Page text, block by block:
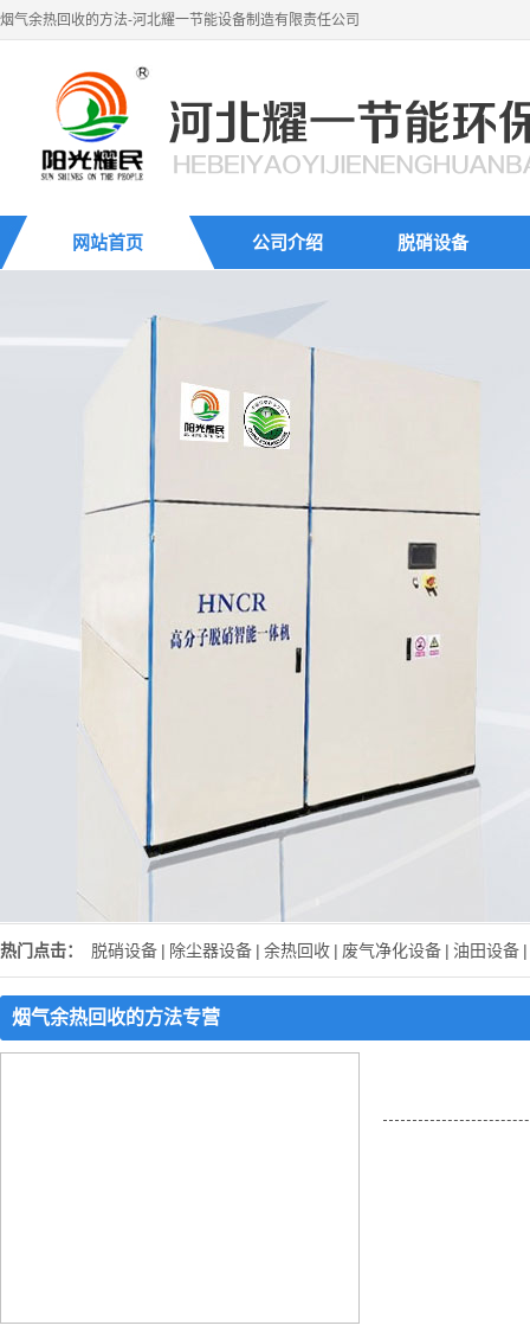
烟气余热回收的方法-河北耀一节能设备制造有限责任公司
网站首页 公司介绍 脱硝设备
热门点击： 脱硝设备 | 除尘器设备 | 余热回收 | 废气净化设备 | 油田设备 |
烟气余热回收的方法专营